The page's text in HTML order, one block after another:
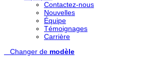
Contactez-nous
Nouvelles
Équipe
Témoignages
Carrière
Changer de modèle